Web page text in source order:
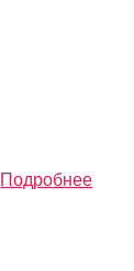
Подробнее